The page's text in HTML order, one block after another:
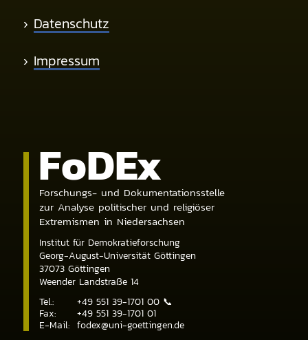
› Datenschutz
› Impressum
FoDEx
Forschungs- und Dokumentationsstelle
zur Analyse politischer und religiöser
Extremismen in Niedersachsen
Institut für Demokratieforschung
Georg-August-Universität Göttingen
37073 Göttingen
Weender Landstraße 14
Tel.:
+49 551 39-1701 00 📞
Fax:
+49 551 39-1701 01
E-Mail: fodex@uni-goettingen.de